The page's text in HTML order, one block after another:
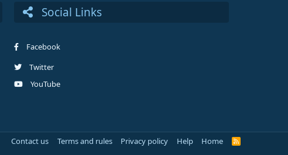
Social Links
Facebook
Twitter
YouTube
Contact us Terms and rules Privacy policy Help Home
R
S